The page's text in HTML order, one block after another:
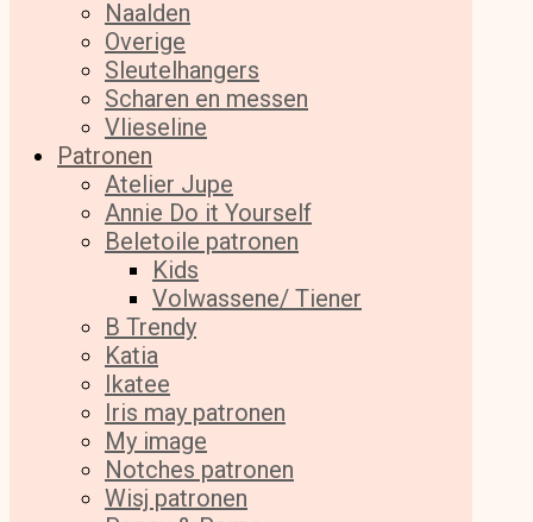
Naalden
Overige
Sleutelhangers
Scharen en messen
Vlieseline
Patronen
Atelier Jupe
Annie Do it Yourself
Beletoile patronen
Kids
Volwassene/ Tiener
B Trendy
Katia
Ikatee
Iris may patronen
My image
Notches patronen
Wisj patronen